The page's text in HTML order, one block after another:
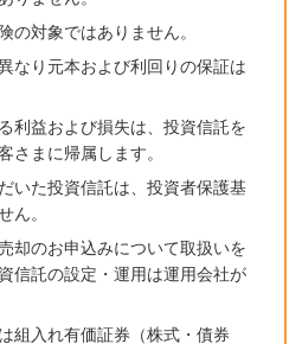
の対象ではありません。
なり元本および利回りの保証は
利益および損失は、投資信託を
さまに帰属します。
いた投資信託は、投資者保護基
ん。
却のお申込みについて取扱いを
信託の設定・運用は運用会社が
組入れ有価証券（株式・債券